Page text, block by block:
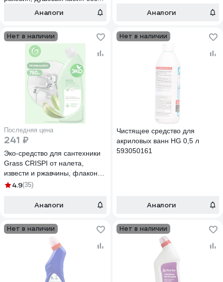
Аналоги Аналоги
Нет в наличии
Последняя цена
241 ₽
Эко-средство для сантехники
Grass CRISPI от налета,
извести и ржавчины, флакон
750 мл 125700
4.9(35)
Аналоги
Нет в наличии
Чистящее средство для
акриловых ванн HG 0,5 л
593050161
Аналоги
Нет в наличии Нет в наличии